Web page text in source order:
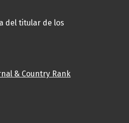
del titular de los